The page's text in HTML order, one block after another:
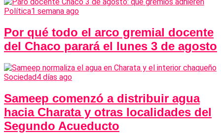
Política1 semana ago
Por qué todo el arco gremial docente
del Chaco parará el lunes 3 de agosto
Sociedad4 días ago
Sameep comenzó a distribuir agua
hacia Charata y otras localidades del
Segundo Acueducto